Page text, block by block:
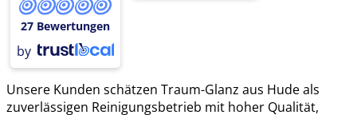
27 Bewertungen
by
Unsere Kunden schätzen Traum-Glanz aus Hude als
zuverlässigen Reinigungsbetrieb mit hoher Qualität,